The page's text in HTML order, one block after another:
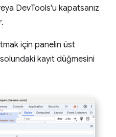
DevTools'u kapatsanız
için panelin üst
kayıt düğmesini